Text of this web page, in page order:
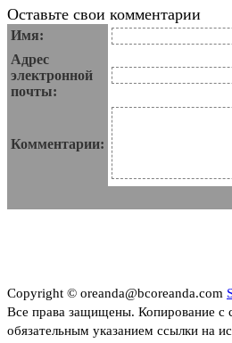
Оставьте свои комментарии
Имя:
Адрес
электронной
почты:
Комментарии:
Copyright © oreanda@bcoreanda.com
Все права защищены. Копирование с
обязательным указанием ссылки на